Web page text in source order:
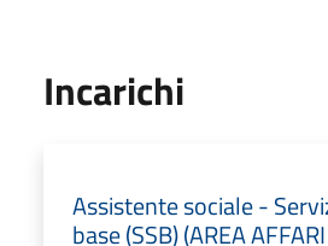
Incarichi
Assistente sociale -
base (SSB) (AREA